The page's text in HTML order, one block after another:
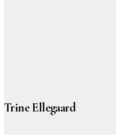
Trine Ellegaard